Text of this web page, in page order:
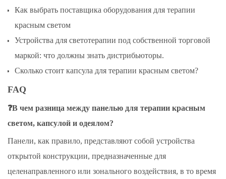
Как выбрать поставщика оборудования для терапии
красным светом
Устройства для светотерапии под собственной торговой
маркой: что должны знать дистрибьюторы.
Сколько стоит капсула для терапии красным светом?
FAQ
❓В чем разница между панелью для терапии красным
светом, капсулой и одеялом?
Панели, как правило, представляют собой устройства
открытой конструкции, предназначенные для
целенаправленного или зонального воздействия, в то время